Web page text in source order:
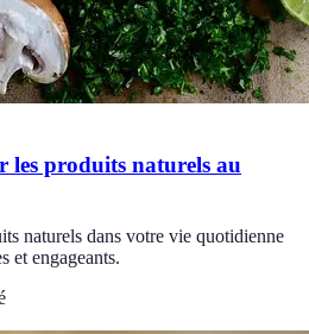
les produits naturels au
naturels dans votre vie quotidienne
et engageants.